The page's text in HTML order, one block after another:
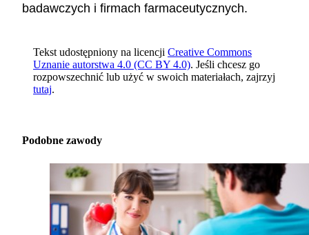
badawczych i firmach farmaceutycznych.
Tekst udostępniony na licencji Creative Commons
Uznanie autorstwa 4.0 (CC BY 4.0). Jeśli chcesz go
rozpowszechnić lub użyć w swoich materiałach, zajrzyj
tutaj.
Podobne zawody